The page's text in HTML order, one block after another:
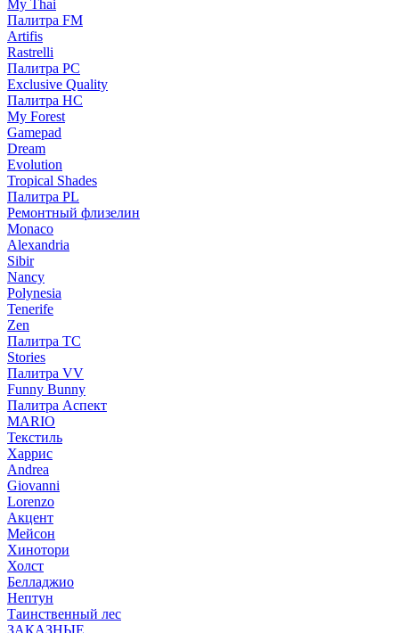
My Thai
Палитра FM
Artifis
Rastrelli
Палитра PC
Exclusive Quality
Палитра HС
My Forest
Gamepad
Dream
Evolution
Tropical Shades
Палитра PL
Ремонтный флизелин
Monaco
Alexandria
Sibir
Nancy
Polynesia
Tenerife
Zen
Палитра TC
Stories
Палитра VV
Funny Bunny
Палитра Аспект
MARIO
Текстиль
Харрис
Andrea
Giovanni
Lorenzo
Акцент
Мейсон
Хинотори
Холст
Белладжио
Нептун
Таинственный лес
ЗАКАЗНЫЕ